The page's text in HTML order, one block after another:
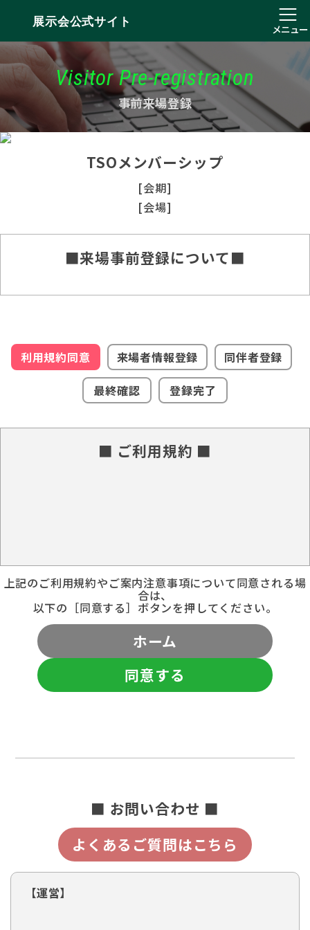
展示会公式サイト
メニュー
Visitor Pre-registration
事前来場登録
TSOメンバーシップ
[会期]
[会場]
■来場事前登録について■
利用規約同意 来場者情報登録
同伴者登録
最終確認
登録完了
■ ご利用規約 ■
上記のご利用規約やご案内注意事項について同意される場
合は、
以下の［同意する］ボタンを押してください。
ホーム
同意する
■ お問い合わせ ■
よくあるご質問はこちら
【運営】